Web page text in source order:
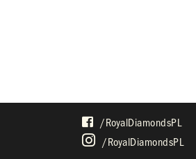
/royalDiamondsPL
/royalDiamondsPL